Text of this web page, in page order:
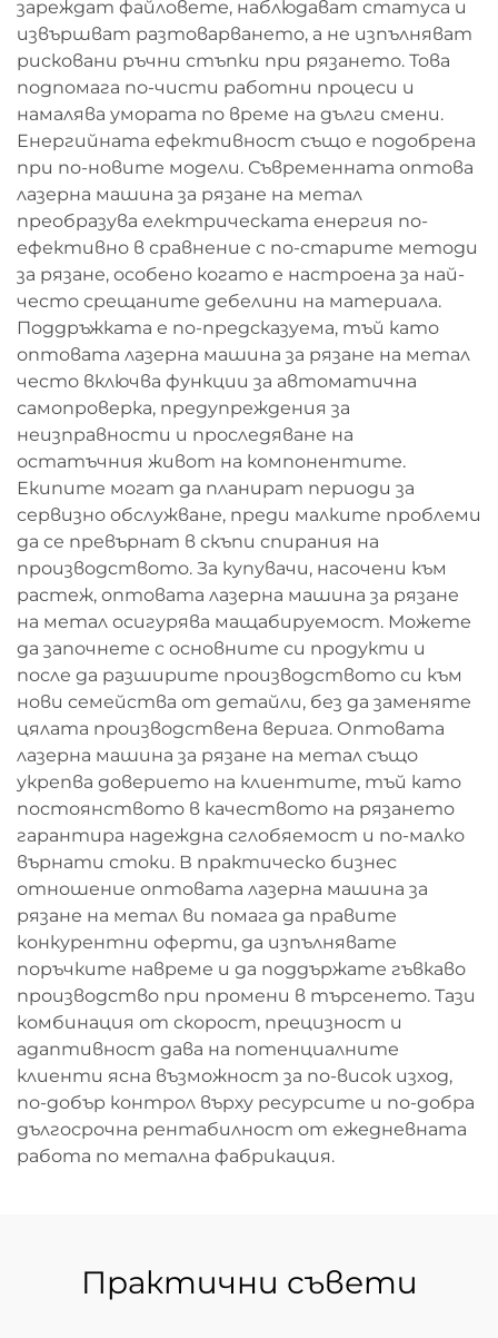
зареждат файловете, наблюдават статуса и
извършват разтоварването, а не изпълняват
рисковани ръчни стъпки при рязането. Това
подпомага по-чисти работни процеси и
намалява умората по време на дълги смени.
Енергийната ефективност също е подобрена
при по-новите модели. Съвременната оптова
лазерна машина за рязане на метал
преобразува електрическата енергия по-
ефективно в сравнение с по-старите методи
за рязане, особено когато е настроена за най-
често срещаните дебелини на материала.
Поддръжката е по-предсказуема, тъй като
оптовата лазерна машина за рязане на метал
често включва функции за автоматична
самопроверка, предупреждения за
неизправности и проследяване на
остатъчния живот на компонентите.
Екипите могат да планират периоди за
сервизно обслужване, преди малките проблеми
да се превърнат в скъпи спирания на
производството. За купувачи, насочени към
растеж, оптовата лазерна машина за рязане
на метал осигурява мащабируемост. Можете
да започнете с основните си продукти и
после да разширите производството си към
нови семейства от детайли, без да заменяте
цялата производствена верига. Оптовата
лазерна машина за рязане на метал също
укрепва доверието на клиентите, тъй като
постоянството в качеството на рязането
гарантира надеждна сглобяемост и по-малко
върнати стоки. В практическо бизнес
отношение оптовата лазерна машина за
рязане на метал ви помага да правите
конкурентни оферти, да изпълнявате
поръчките навреме и да поддържате гъвкаво
производство при промени в търсенето. Тази
комбинация от скорост, прецизност и
адаптивност дава на потенциалните
клиенти ясна възможност за по-висок изход,
по-добър контрол върху ресурсите и по-добра
дългосрочна рентабилност от ежедневната
работа по метална фабрикация.
Практични съвети